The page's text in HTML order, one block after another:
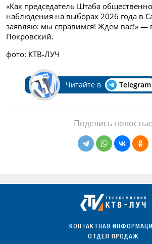
«Как председатель Штаба
наблюдения на выборах 2026 года в
заявляю: мы справимся! Ждём вас!» —
Покровский.
фото: КТВ-ЛУЧ
Читайте в Telegram
Поделись
КОНТАКТНАЯ
ОТДЕЛ ПРОДАЖ